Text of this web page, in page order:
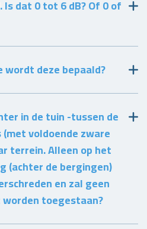
dat 0 tot 6 dB? Of 0 of
deze bepaald?
in de tuin -tussen de
voldoende zware
terrein. Alleen op het
(achter de bergingen)
en zal geen
toegestaan?